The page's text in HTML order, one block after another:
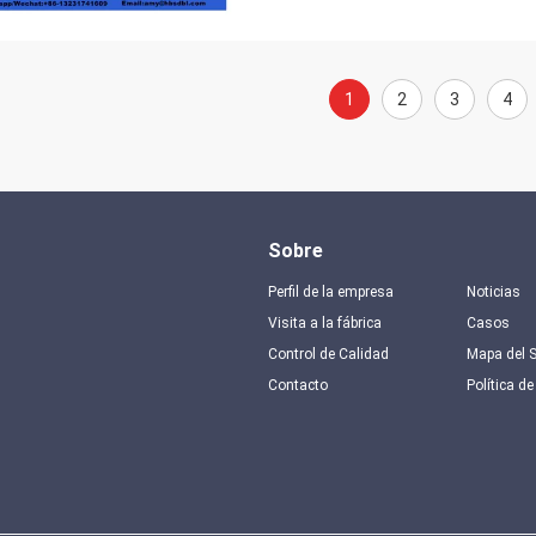
1 2 3 4
Sobre
Perfil de la empresa
Visita a la fábrica
Control de Calidad
Contacto
Noticias
Casos
Mapa del
Política de